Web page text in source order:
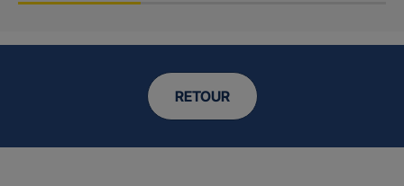
RETOUR